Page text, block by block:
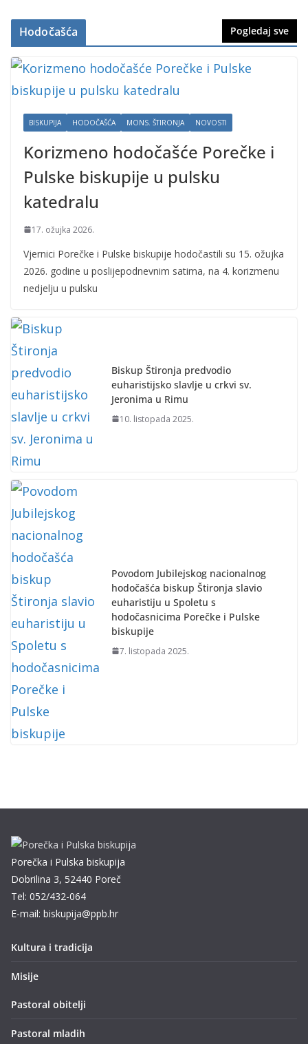
Hodočašća Pogledaj sve
BISKUPIJA HODOČAŠĆA MONS. ŠTIRONJA NOVOSTI
Korizmeno hodočašće Porečke i
Pulske biskupije u pulsku
katedralu
17. ožujka 2026.
Vjernici Porečke i Pulske biskupije hodočastili su 15. ožujka
2026. godine u poslijepodnevnim satima, na 4. korizmenu
nedjelju u pulsku
Biskup Štironja predvodio
euharistijsko slavlje u crkvi sv.
Jeronima u Rimu
10. listopada 2025.
Povodom Jubilejskog nacionalnog
hodočašća biskup Štironja slavio
euharistiju u Spoletu s
hodočasnicima Porečke i Pulske
biskupije
7. listopada 2025.
Porečka i Pulska biskupija
Dobrilina 3, 52440 Poreč
Tel: 052/432-064
E-mail: biskupija@ppb.hr
Kultura i tradicija
Misije
Pastoral obitelji
Pastoral mladih